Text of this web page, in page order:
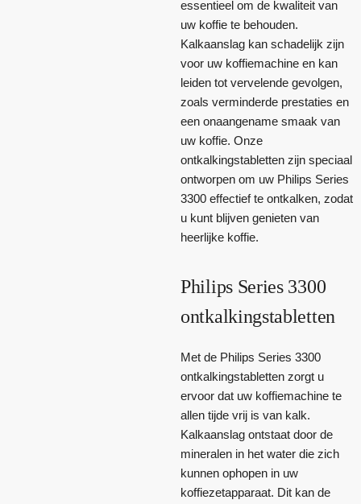
essentieel om de kwaliteit van
uw koffie te behouden.
Kalkaanslag kan schadelijk zijn
voor uw koffiemachine en kan
leiden tot vervelende gevolgen,
zoals verminderde prestaties en
een onaangename smaak van
uw koffie. Onze
ontkalkingstabletten zijn speciaal
ontworpen om uw Philips Series
3300 effectief te ontkalken, zodat
u kunt blijven genieten van
heerlijke koffie.
Philips Series 3300
ontkalkingstabletten
Met de Philips Series 3300
ontkalkingstabletten zorgt u
ervoor dat uw koffiemachine te
allen tijde vrij is van kalk.
Kalkaanslag ontstaat door de
mineralen in het water die zich
kunnen ophopen in uw
koffiezetapparaat. Dit kan de